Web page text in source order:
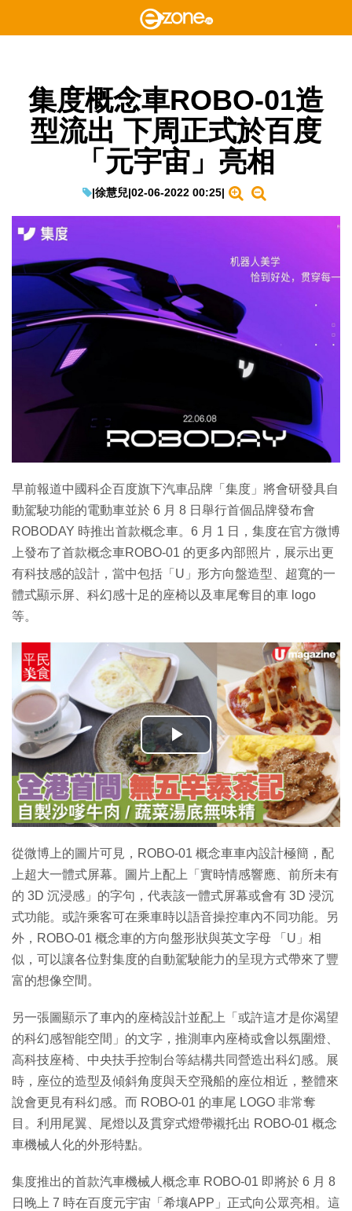
集度概念車ROBO-01造
型流出 下周正式於百度
「元宇宙」亮相
|徐慧兒|02-06-2022 00:25|
早前報道中國科企百度旗下汽車品牌「集度」將會研發具自
動駕駛功能的電動車並於 6 月 8 日舉行首個品牌發布會
ROBODAY 時推出首款概念車。6 月 1 日，集度在官方微博
上發布了首款概念車ROBO-01 的更多內部照片，展示出更
有科技感的設計，當中包括「U」形方向盤造型、超寬的一
體式顯示屏、科幻感十足的座椅以及車尾奪目的車 logo
等。
播
放
影
片
從微博上的圖片可見，ROBO-01 概念車車內設計極簡，配
上超大一體式屏幕。圖片上配上「實時情感響應、前所未有
的 3D 沉浸感」的字句，代表該一體式屏幕或會有 3D 浸沉
式功能。或許乘客可在乘車時以語音操控車內不同功能。另
外，ROBO-01 概念車的方向盤形狀與英文字母 「U」相
似，可以讓各位對集度的自動駕駛能力的呈現方式帶來了豐
富的想像空間。
另一張圖顯示了車內的座椅設計並配上「或許這才是你渴望
的科幻感智能空間」的文字，推測車內座椅或會以氛圍燈、
高科技座椅、中央扶手控制台等結構共同營造出科幻感。展
時，座位的造型及傾斜角度與天空飛船的座位相近，整體來
說會更見有科幻感。而 ROBO-01 的車尾 LOGO 非常奪
目。利用尾翼、尾燈以及貫穿式燈帶襯托出 ROBO-01 概念
車機械人化的外形特點。
集度推出的首款汽車機械人概念車 ROBO-01 即將於 6 月 8
日晚上 7 時在百度元宇宙「希壤APP」正式向公眾亮相。這